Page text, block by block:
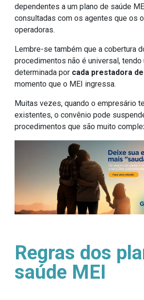
dependentes a um plano de saúde
consultadas com os agentes que os
operadoras.
Lembre-se também que a cobertura
procedimentos não é universal, tendo
determinada por cada prestadora
momento que o MEI ingressa.
Muitas vezes, quando o empresário
existentes, o convênio pode
procedimentos que são muito
Regras dos
saúde MEI